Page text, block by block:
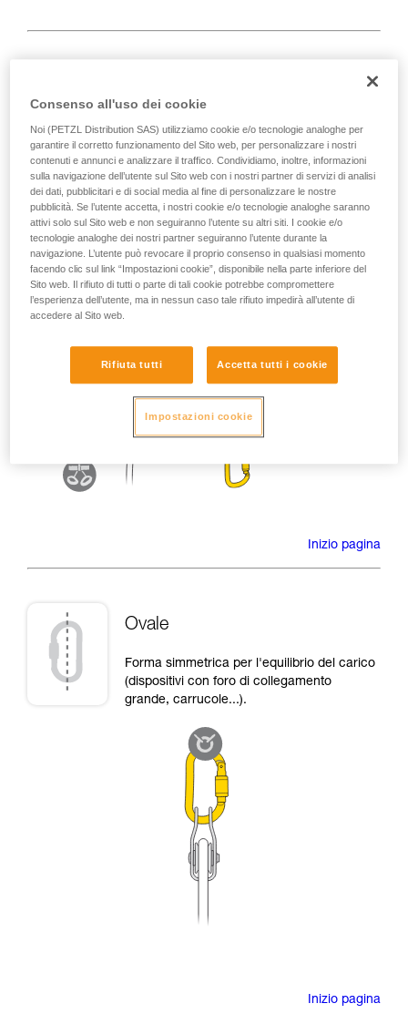
Posizionamento del carico sull'asse di
massima resistenza, in prossimità del lato
chiuso del corpo. Adatto ai carichi semplici
(collegamento di dispositivi, collegamento
sull'ancoraggio...).
Inizio pagina
Ovale
Forma simmetrica per l'equilibrio del carico
(dispositivi con foro di collegamento
grande, carrucole...).
Inizio pagina
Consenso all'uso dei cookie
Noi (PETZL Distribution SAS) utilizziamo cookie e/o tecnologie analoghe per
garantire il corretto funzionamento del Sito web, per personalizzare i nostri
contenuti e annunci e analizzare il traffico. Condividiamo, inoltre, informazioni
sulla navigazione dell’utente sul Sito web con i nostri partner di servizi di analisi
dei dati, pubblicitari e di social media al fine di personalizzare le nostre
pubblicità. Se l’utente accetta, i nostri cookie e/o tecnologie analoghe saranno
attivi solo sul Sito web e non seguiranno l’utente su altri siti. I cookie e/o
tecnologie analoghe dei nostri partner seguiranno l’utente durante la
navigazione. L’utente può revocare il proprio consenso in qualsiasi momento
facendo clic sul link “Impostazioni cookie”, disponibile nella parte inferiore del
Sito web. Il rifiuto di tutti o parte di tali cookie potrebbe compromettere
l’esperienza dell’utente, ma in nessun caso tale rifiuto impedirà all’utente di
accedere al Sito web.
Rifiuta tutti Accetta tutti i cookie
Impostazioni cookie